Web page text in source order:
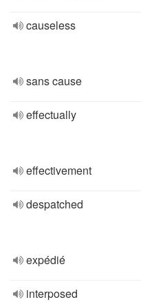
causeless
sans cause
effectually
effectivement
despatched
expédié
interposed